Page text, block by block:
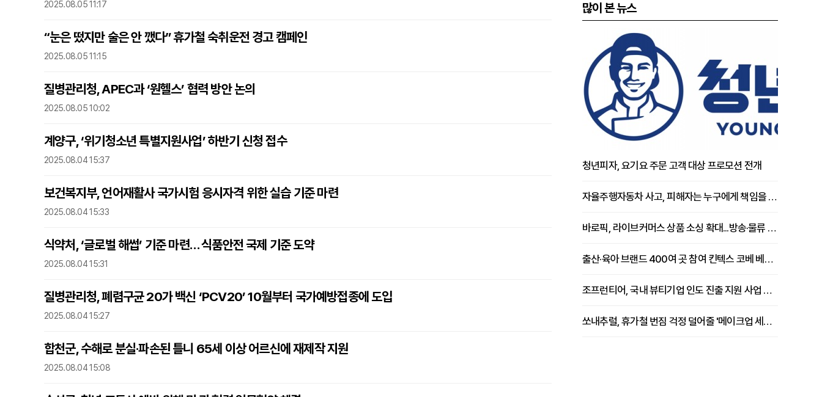
2025.08.05 11:17
“눈은 떴지만 술은 안 깼다” 휴가철 숙취운전 경고 캠페인
2025.08.05 11:15
질병관리청, APEC과 ‘원헬스’ 협력 방안 논의
2025.08.05 10:02
계양구, ‘위기청소년 특별지원사업’ 하반기 신청 접수
2025.08.04 15:37
보건복지부, 언어재활사 국가시험 응시자격 위한 실습 기준 마련
2025.08.04 15:33
식약처, ‘글로벌 해썹’ 기준 마련… 식품안전 국제 기준 도약
2025.08.04 15:31
질병관리청, 폐렴구균 20가 백신 ‘PCV20’ 10월부터 국가예방접종에 도입
2025.08.04 15:27
합천군, 수해로 분실·파손된 틀니 65세 이상 어르신에 재제작 지원
2025.08.04 15:08
많이 본 뉴스
청년피자, 요기요 주문 고객 대상 프로모션 전개
자율주행자동차 사고, 피해자는 누구에게 책임을 물을 수 있을까
바로픽, 라이브커머스 상품 소싱 확대...방송·물류 원스톱 지원 강화
출산·육아 브랜드 400여 곳 참여 킨텍스 코베 베이비페어 개막
조프런티어, 국내 뷰티기업 인도 진출 지원 사업 추진
쏘내추럴, 휴가철 번짐 걱정 덜어줄 '메이크업 세팅 멀티 매직 실러' 제안